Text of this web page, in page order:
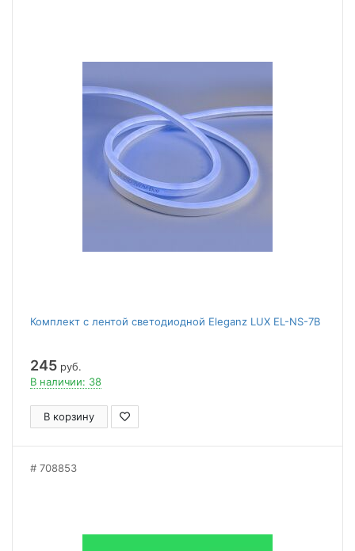
Комплект с лентой светодиодной Eleganz LUX EL-NS-7B
245 руб.
В наличии: 38
В корзину
708853